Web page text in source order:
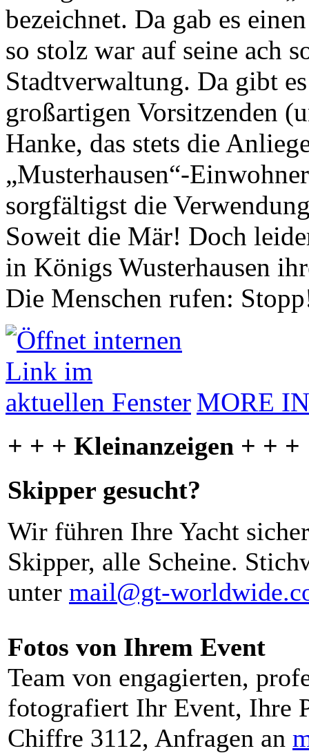
bezeichnet. Da gab es
so stolz war auf seine ach
Stadtverwaltung. Da gibt
großartigen Vorsitzenden
Hanke, das stets die
„Musterhausen“-
sorgfältigst die
Soweit die Mär! Doch
in Königs Wusterhausen
Die Menschen rufen:
MORE
+ + + Kleinanzeigen + + +
Skipper gesucht?
Wir führen Ihre Yacht
Skipper, alle Scheine.
unter mail@gt-
Fotos von Ihrem Event
Team von engagierten,
fotografiert Ihr Event, Ihre
Chiffre 3112, Anfragen an